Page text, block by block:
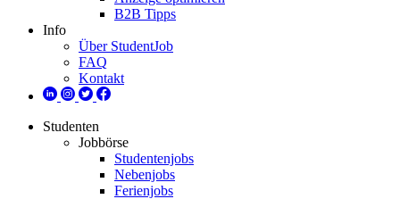
B2B Tipps
Info
Über StudentJob
FAQ
Kontakt
Studenten
Jobbörse
Studentenjobs
Nebenjobs
Ferienjobs